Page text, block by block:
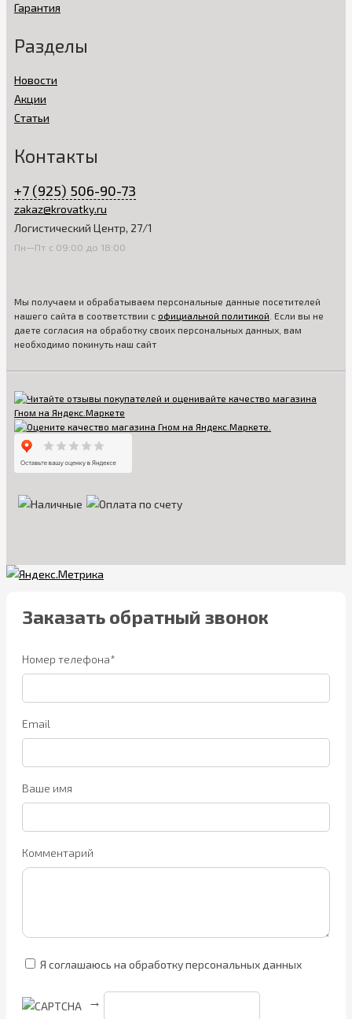
Гарантия
Разделы
Новости
Акции
Статьи
Контакты
+7 (925) 506-90-73
zakaz@krovatky.ru
Логистический Центр, 27/1
Пн—Пт с 09:00 до 18:00
Мы получаем и обрабатываем персональные данные посетителей
нашего сайта в соответствии с официальной политикой . Если вы не
даете согласия на обработку своих персональных данных, вам
необходимо покинуть наш сайт
Заказать обратный звонок
Номер телефона*
Email
Ваше имя
Комментарий
Я соглашаюсь на обработку персональных данных
→